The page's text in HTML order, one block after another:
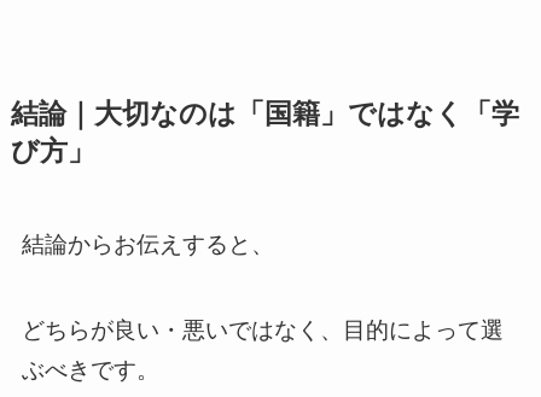
結論｜大切なのは「国籍」ではなく「学
び方」
結論からお伝えすると、
どちらが良い・悪いではなく、目的によって選
ぶべきです。